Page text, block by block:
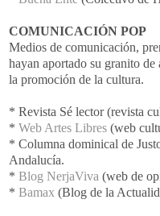
COMUNICACIÓN POP
Medios de comunicación,
hayan aportado su granito de
la promoción de la cultura.
* Revista Sé lector (revista
* Web Artes Libres (web
* Columna dominical de
Andalucía.
* Blog NerjaViva (web de
* Bamax (Blog de la